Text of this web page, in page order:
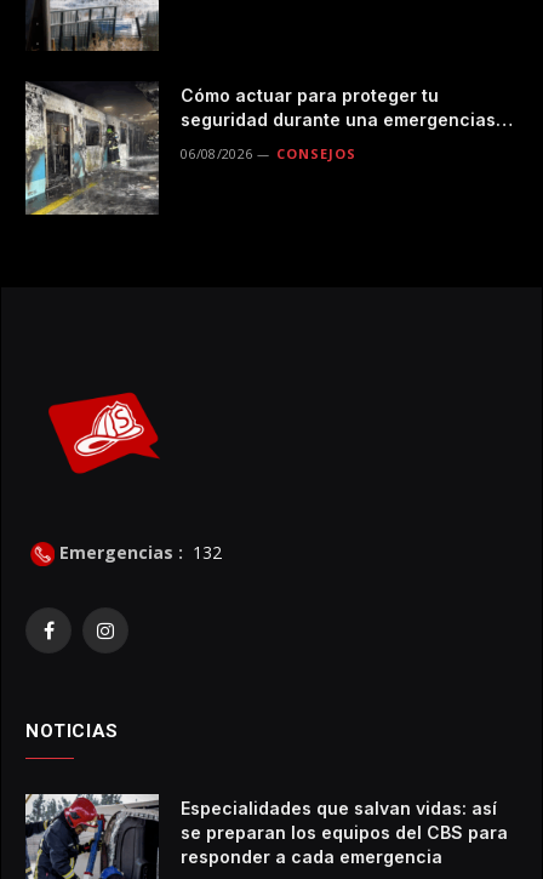
Cómo actuar para proteger tu
seguridad durante una emergencias
06/08/2026 CONSEJOS
Emergencias : 132
FacebookInstagram
NOTICIAS
Especialidades que salvan vidas: así
se preparan los equipos del CBS para
responder a cada emergencia